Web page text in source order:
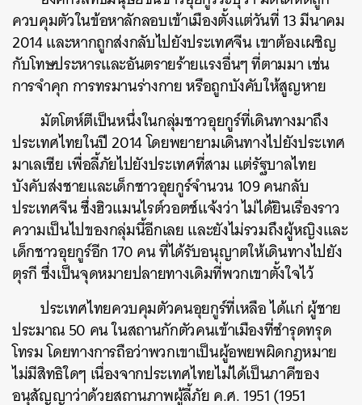
ควบคุมตัวในข้อหาลักลอบเข้าเมืองตั้งแต่วันที่ 13 มีนาคม
2014 และหากถูกส่งกลับไปยังประเทศจีน เขาต้องเผชิญ
กับโทษประหารและอันตรายร้ายแรงอื่นๆ ที่ตามมา เช่น
การจำคุก การทรมานร่างกาย หรือถูกบังคับให้สูญหาย
มัตโตห์ตีเป็นหนึ่งในกลุ่มชาวอุยกูร์ที่เดินทางมาถึง
ประเทศไทยในปี 2014 โดยพยายามเดินทางไปยังประเทศ
มาเลเซีย เพื่อลี้ภัยไปยังประเทศที่สาม แต่รัฐบาลไทย
บังคับส่งชายและเด็กชาวอุยกูร์จำนวน 109 คนกลับ
ประเทศจีน ซึ่งฮิวแมนไรต์วอตช์แจ้งว่า ไม่ได้ยินเรื่องราว
ความเป็นไปของกลุ่มนี้อีกเลย และยังไม่รวมถึงผู้หญิงและ
เด็กชาวอุยกูร์อีก 170 คน ที่ได้รับอนุญาตให้เดินทางไปยัง
ตุรกี ซึ่งเป็นจุดหมายปลายทางเดิมที่พวกเขาตั้งใจไว้
ประเทศไทยควบคุมตัวคนอุยกูร์ที่เหลือ ได้แก่ ผู้ชาย
ประมาณ 50 คน ในสถานกักตัวคนเข้าเมืองที่ชำรุดทรุด
โทรม โดยทางการถือว่าพวกเขาเป็นผู้อพยพผิดกฎหมาย
ไม่มีสิทธิใดๆ เนื่องจากประเทศไทยไม่ได้เป็นภาคีของ
อนุสัญญาว่าด้วยสถานภาพผู้ลี้ภัย ค.ศ. 1951 (1951